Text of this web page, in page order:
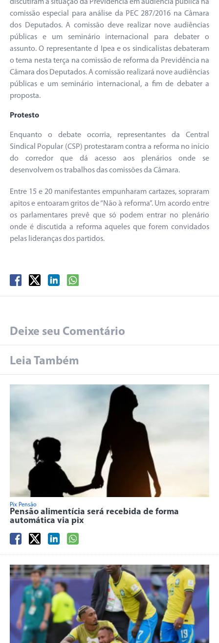
discutiram a situação da Previdência em audiência pública na
comissão especial para análise da PEC 287/2016 na Câmara
dos Deputados. A comissão deve realizar nove audiências
públicas e um seminário internacional para debater o
assunto. O representante d Ipea e os sindicalistas debateram
o tema nesta terça na comissão de reforma da Previdência na
Câmara dos Deputados. A comissão realizará nove audiências
públicas e um seminário internacional, a fim de debater a
proposta.
Protesto
Enquanto o debate ocorria, representantes da Central
Sindical Popular (CSP) protestaram contra a reforma no início
do corredor que dá acesso aos plenários onde se
desenvolvem os trabalhos das comissões da Câmara.
Entre 15 e 20 manifestantes empunharam cartazes, sopraram
apitos e entoaram gritos de “Não à reforma”. Um acordo entre
os parlamentares prevê que só podem entrar no plenário
onde é discutida a reforma aqueles que forem convidados
pelas lideranças dos partidos.
Deixe seu Comentário
Leia Também
Pix Pensão
Pensão alimentícia será recebida de forma
automática via pix